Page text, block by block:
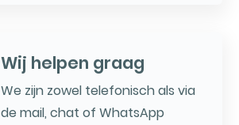
Wij helpen graag
We zijn zowel telefonisch als via
de mail, chat of WhatsApp